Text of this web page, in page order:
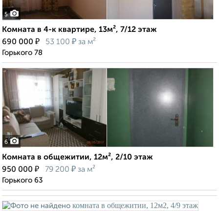
5
Комната в 4-к квартире, 13м², 7/12 этаж
690 000 ₽ 53 100 ₽ за м²
Горького 78
6
Комната в общежитии, 12м², 2/10 этаж
950 000 ₽ 79 200 ₽ за м²
Горького 63